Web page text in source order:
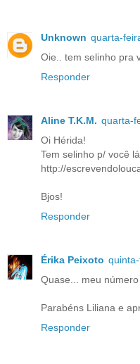
Unknown quarta-
Oie.. tem selinho pra
Responder
Aline T.K.M. quarta-
Oi Hérida!
Tem selinho p/ você
http://
Bjos!
Responder
Érika Peixoto
Quase... meu
Parabéns Liliana e
Responder